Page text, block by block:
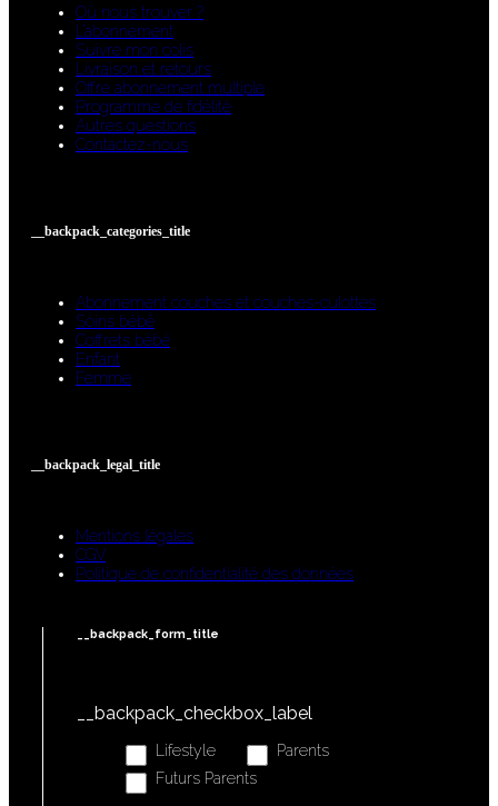
Où nous trouver ?
L’abonnement
Suivre mon colis
Livraison et retours
Offre abonnement multiple
Programme de fidélité
Autres questions
Contactez-nous
__backpack_categories_title
Abonnement couches et couches-culottes
Soins bébé
Coffrets bébé
Enfant
Femme
__backpack_legal_title
Mentions légales
CGV
Politique de confidentialité des données
__backpack_form_title
__backpack_checkbox_label
Lifestyle
Parents
Futurs Parents